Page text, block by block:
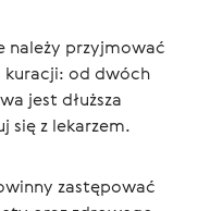
należy przyjmować
kuracji: od dwóch
jest dłuższa
się z lekarzem.
zastępować